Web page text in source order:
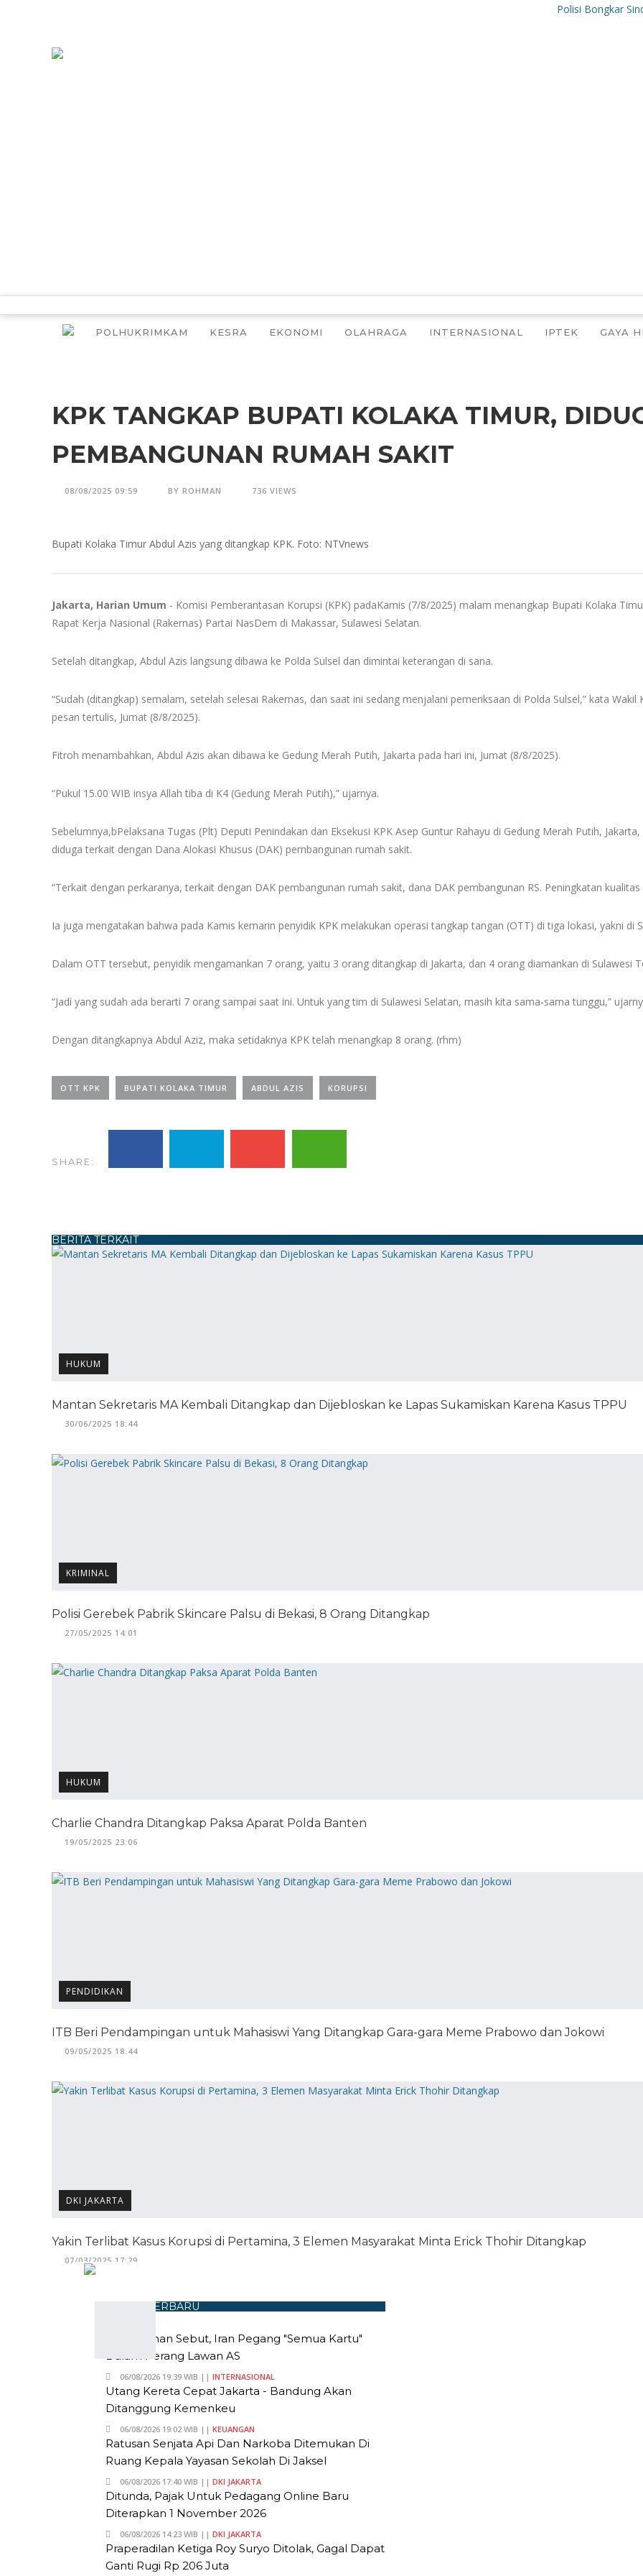
Polisi Bongkar Sindikat
POLHUKRIMKAM KESRA EKONOMI OLAHRAGA INTERNASIONAL IPTEK GAYA
KPK TANGKAP BUPATI KOLAKA TIMUR,
PEMBANGUNAN RUMAH SAKIT
08/08/2025 09:59 BY ROHMAN 736 VIEWS
Bupati Kolaka Timur Abdul Azis yang ditangkap KPK. Foto: NTVnews
Jakarta, Harian Umum - Komisi Pemberantasan Korupsi (KPK) padaKamis (7/8/2025) malam menangkap Bupati Kolaka
Rapat Kerja Nasional (Rakernas) Partai NasDem di Makassar, Sulawesi Selatan.
Setelah ditangkap, Abdul Azis langsung dibawa ke Polda Sulsel dan dimintai keterangan di sana.
“Sudah (ditangkap) semalam, setelah selesai Rakernas, dan saat ini sedang menjalani pemeriksaan di Polda Sulsel,” kata
pesan tertulis, Jumat (8/8/2025).
Fitroh menambahkan, Abdul Azis akan dibawa ke Gedung Merah Putih, Jakarta pada hari ini, Jumat (8/8/2025).
“Pukul 15.00 WIB insya Allah tiba di K4 (Gedung Merah Putih),” ujarnya.
Sebelumnya,bPelaksana Tugas (Plt) Deputi Penindakan dan Eksekusi KPK Asep Guntur Rahayu di Gedung Merah Putih,
diduga terkait dengan Dana Alokasi Khusus (DAK) pembangunan rumah sakit.
“Terkait dengan perkaranya, terkait dengan DAK pembangunan rumah sakit, dana DAK pembangunan RS. Peningkatan
Ia juga mengatakan bahwa pada Kamis kemarin penyidik KPK melakukan operasi tangkap tangan (OTT) di tiga lokasi, yakni di
Dalam OTT tersebut, penyidik mengamankan 7 orang, yaitu 3 orang ditangkap di Jakarta, dan 4 orang diamankan di Sulawesi
“Jadi yang sudah ada berarti 7 orang sampai saat ini. Untuk yang tim di Sulawesi Selatan, masih kita sama-sama tunggu,”
Dengan ditangkapnya Abdul Aziz, maka setidaknya KPK telah menangkap 8 orang. (rhm)
OTT KPK BUPATI KOLAKA TIMUR ABDUL AZIS KORUPSI
SHARE:
BERITA TERKAIT
HUKUM
Mantan Sekretaris MA Kembali Ditangkap dan Dijebloskan ke Lapas Sukamiskan Karena Kasus TPPU
30/06/2025 18:44
KRIMINAL
Polisi Gerebek Pabrik Skincare Palsu di Bekasi, 8 Orang Ditangkap
27/05/2025 14:01
HUKUM
Charlie Chandra Ditangkap Paksa Aparat Polda Banten
19/05/2025 23:06
PENDIDIKAN
ITB Beri Pendampingan untuk Mahasiswi Yang Ditangkap Gara-gara Meme Prabowo dan Jokowi
09/05/2025 18:44
DKI JAKARTA
Yakin Terlibat Kasus Korupsi di Pertamina, 3 Elemen Masyarakat Minta Erick Thohir Ditangkap
07/03/2025 17:29
BERITA TERBARU
Eks Menhan Sebut, Iran Pegang "Semua Kartu"
Dalam Perang Lawan AS
06/08/2026 19:39 WIB || INTERNASIONAL
Utang Kereta Cepat Jakarta - Bandung Akan
Ditanggung Kemenkeu
06/08/2026 19:02 WIB || KEUANGAN
Ratusan Senjata Api Dan Narkoba Ditemukan Di
Ruang Kepala Yayasan Sekolah Di Jaksel
06/08/2026 17:40 WIB || DKI JAKARTA
Ditunda, Pajak Untuk Pedagang Online Baru
Diterapkan 1 November 2026
06/08/2026 14:23 WIB || DKI JAKARTA
Praperadilan Ketiga Roy Suryo Ditolak, Gagal Dapat
Ganti Rugi Rp 206 Juta